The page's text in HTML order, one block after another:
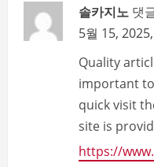
R
e
솔카지노 댓
5월 15,
Quality
important
quick visit
site is
https://